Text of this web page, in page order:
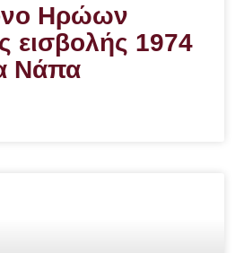
Ηρώων
εισβολής 1974
Νάπα